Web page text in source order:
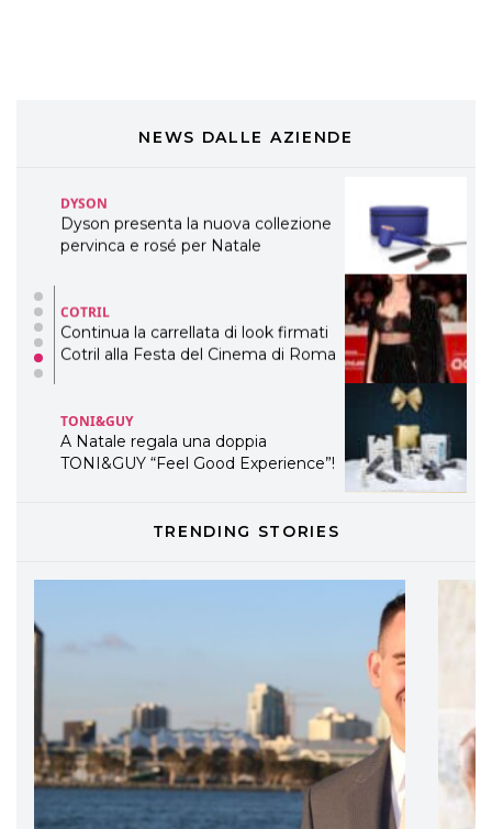
NEWS DALLE AZIENDE
WELLNESS CONGRESS 2022: I
DYSON
Dyson presenta la nuova collezione
pervinca e rosé per Natale
COTRIL
Continua la carrellata di look firmati
Cotril alla Festa del Cinema di Roma
TONI&GUY
A Natale regala una doppia
TONI&GUY “Feel Good Experience”!
LABEL.M lancia la sua innovativa ed
professionali
TRENDING STORIES